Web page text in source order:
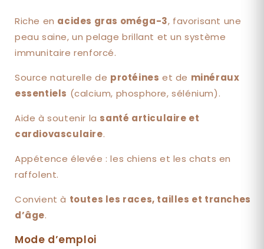
Riche en acides gras oméga-3, favorisant une
peau saine, un pelage brillant et un système
immunitaire renforcé.
Source naturelle de protéines et de minéraux
essentiels (calcium, phosphore, sélénium).
Aide à soutenir la santé articulaire et
cardiovasculaire.
Appétence élevée : les chiens et les chats en
raffolent.
Convient à toutes les races, tailles et tranches
d’âge.
Mode d’emploi